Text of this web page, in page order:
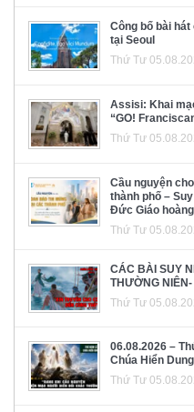
Công bố bài
tại Seoul
Thứ Tư
Assisi: Khai
“GO!
Thứ Tư
Cầu nguyện
thành phố –
Đức Giáo
Thứ Tư
CÁC BÀI SUY
THƯỜNG NIÊN-
Thứ Tư
06.08.2026 –
Chúa Hiển Dung
Thứ Tư